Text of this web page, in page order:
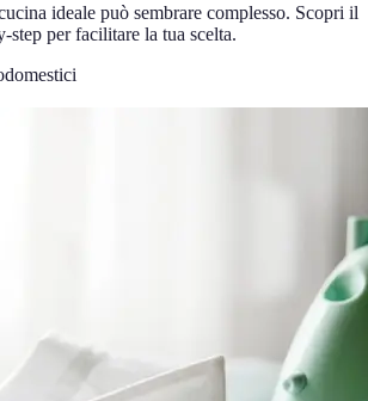
ideale può sembrare complesso. Scopri il
step per facilitare la tua scelta.